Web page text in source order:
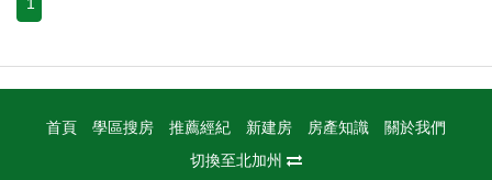
首頁 學區搜房 推薦經紀 新建房 房產知識
關於我們
切換至北加州